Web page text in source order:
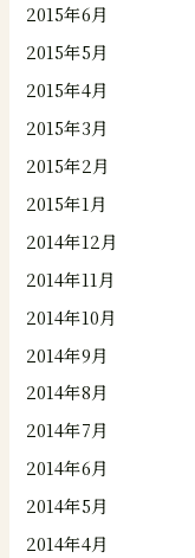
2015年6月
2015年5月
2015年4月
2015年3月
2015年2月
2015年1月
2014年12月
2014年11月
2014年10月
2014年9月
2014年8月
2014年7月
2014年6月
2014年5月
2014年4月